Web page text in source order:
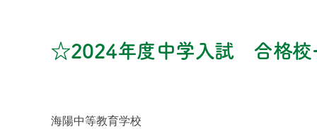
☆2024年度中学入試 合格
海陽中等教育学校